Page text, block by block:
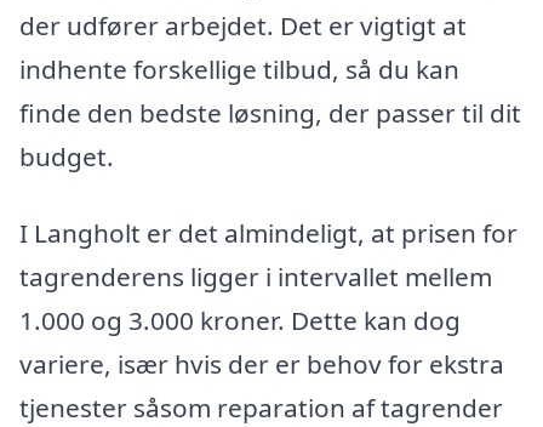
der udfører arbejdet. Det er vigtigt at
indhente forskellige tilbud, så du kan
finde den bedste løsning, der passer til dit
budget.
I Langholt er det almindeligt, at prisen for
tagrenderens ligger i intervallet mellem
1.000 og 3.000 kroner. Dette kan dog
variere, især hvis der er behov for ekstra
tjenester såsom reparation af tagrender